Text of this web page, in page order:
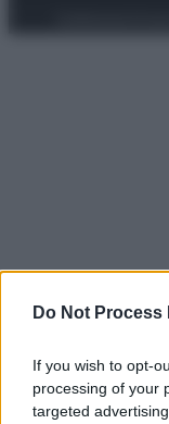
Do Not
If you wish to opt-
processing of your
targeted